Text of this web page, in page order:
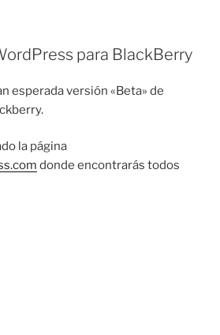
para BlackBerry
esperada versión «Beta» de
la página
donde encontrarás todos